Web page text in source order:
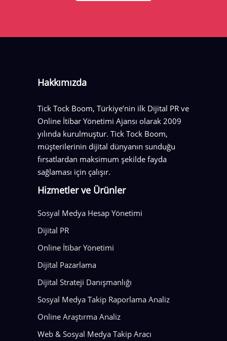
Hakkımızda
Tick Tock Boom, Türkiye’nin ilk Dijital PR ve
Online İtibar Yönetimi Ajansı olarak 2009
yılında kurulmuştur. Tick Tock Boom,
müşterilerinin dijital dünyanın sunduğu
fırsatlardan maksimum şekilde fayda
sağlaması için çalışır.
Hizmetler ve Ürünler
Sosyal Medya Hesap Yönetimi
Dijital PR
Online İtibar Yönetimi
Dijital Pazarlama
Dijital Strateji Danışmanlığı
Sosyal Medya Takip Raporlama Analiz
Online Araştırma Analiz
Web & Sosyal Medya Takip Aracı